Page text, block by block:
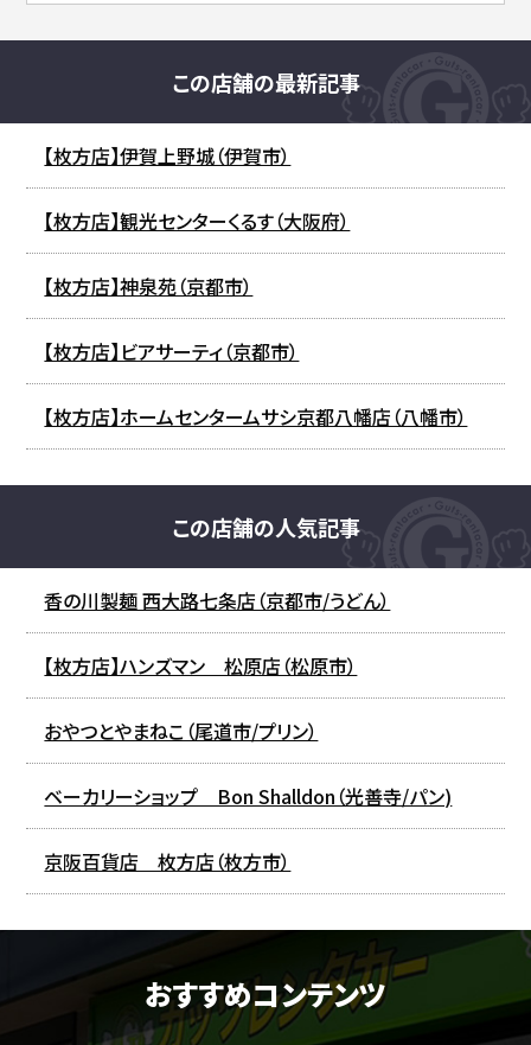
この店舗の最新記事
【枚方店】伊賀上野城（伊賀市）
【枚方店】観光センターくるす（大阪府）
【枚方店】神泉苑（京都市）
【枚方店】ビアサーティ（京都市）
【枚方店】ホームセンタームサシ京都八幡店（八幡市）
この店舗の人気記事
香の川製麺 西大路七条店（京都市/うどん）
【枚方店】ハンズマン 松原店（松原市）
おやつとやまねこ（尾道市/プリン）
ベーカリーショップ Bon Shalldon（光善寺/パン)
京阪百貨店 枚方店（枚方市）
おすすめコンテンツ